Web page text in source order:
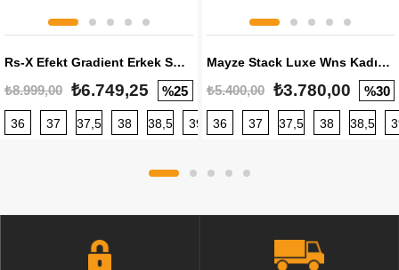
Rs-X Efekt Gradient Erkek Sneaker
₺8.999,00 ₺6.749,25 %25
36 37 37,5 38 38,5 39 40 40,5 41 42 42,5
Mayze Stack Luxe Wns Kadın Sneaker
₺5.400,00 ₺3.780,00 %30
36 37 37,5 38 38,5